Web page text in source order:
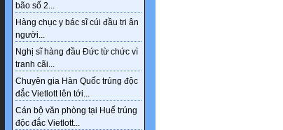
bão số 2...
Hàng chục y bác sĩ cúi đầu tri ân
người...
Nghị sĩ hàng đầu Đức từ chức vì
tranh cãi...
Chuyên gia Hàn Quốc trúng độc
đắc Vietlott lên tới...
Cán bộ văn phòng tại Huế trúng
độc đắc Vietlott...